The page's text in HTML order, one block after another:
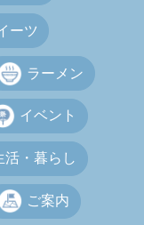
ーツ
ラーメン
イベント
活・暮らし
ご案内